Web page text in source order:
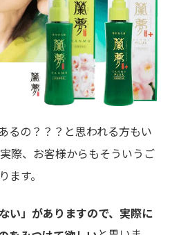
るの？？？と思われる方もい
際、お客様からもそういうご
す。
い」がありますので、実際に